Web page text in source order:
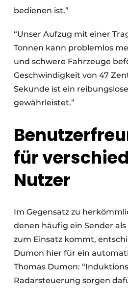
bedienen ist.”
“Unser Aufzug mit einer
Tonnen kann problemlos
und schwere Fahrzeuge
Geschwindigkeit von 47
Sekunde ist ein
gewährleistet.”
für
Nutzer
Im Gegensatz zu
denen häufig ein Sender
zum Einsatz kommt,
Dumon hier für ein
Thomas Dumon:
Radarsteuerung sorgen